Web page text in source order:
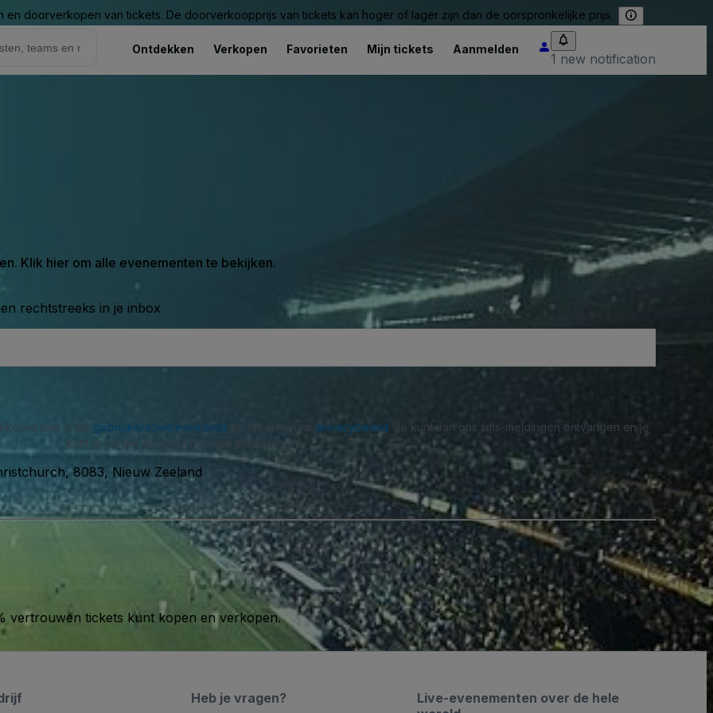
doorverkopen van tickets. De doorverkoopprijs van tickets kan hoger of lager zijn dan de oorspronkelijke prijs.
Ontdekken Verkopen Favorieten Mijn tickets Aanmelden
1 new notification
Klik hier om alle evenementen te bekijken.
rechtstreeks in je inbox
met onze gebruikersovereenkomst en erken je ons privacybeleid
. Je kunt van ons sms-meldingen ontvangen en je
kunt je op elk gewenst moment afmelden.
8083, Nieuw Zeeland
vertrouwen tickets kunt kopen en verkopen.
Live-evenementen over de hele
Heb je vragen?